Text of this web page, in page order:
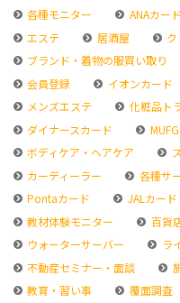
各種モニター
ANAカード
エステ
居酒屋
ブランド・着物の服買い取り
会員登録
イオンカード
メンズエステ
化粧品ト
ダイナースカード
ボディケア・ヘアケア
カーディーラー
各種サ
Pontaカード
JALカード
教材体験モニター
百貨
ウォーターサーバー
ラ
不動産セミナー・面談
教育・習い事
覆面調査